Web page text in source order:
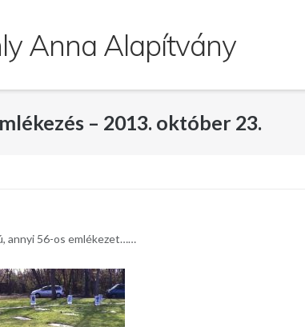
Anna Alapítvány
– 2013. október 23.
annyi 56-os emlékezet……